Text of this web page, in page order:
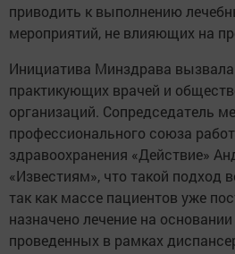
приводить к выполнению
мероприятий, не влияющих на
Инициатива Минздрава
практикующих врачей и
организаций. Сопредседатель
профессионального союза
здравоохранения «Действие»
«Известиям», что такой подход
так как массе пациентов уже
назначено лечение на
проведенных в рамках